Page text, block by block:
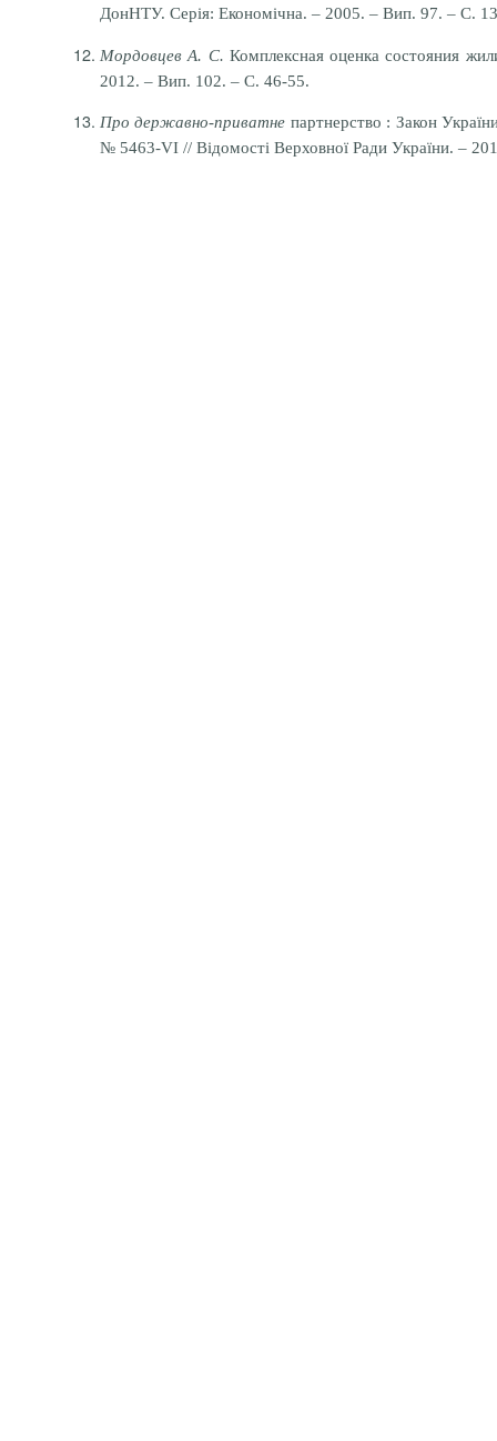
ДонНТУ. Серія: Економічна. – 2005. – Вип. 97. – С.
Мордовцев А. С. Комплексная оценка состояния
2012. – Вип. 102. – С. 46-55.
Про державно-приватне партнерство : Закон
№ 5463-VI // Відомості Верховної Ради України. –